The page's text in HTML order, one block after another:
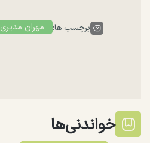
برچسب ها: مهران مدیری
خواندنی‌ها